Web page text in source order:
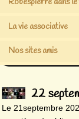
La vie associative
Nos sites amis
22
Le 21septembre